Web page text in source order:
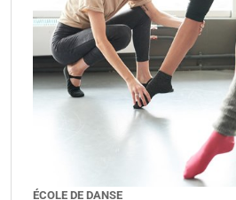
ÉCOLE DE DANSE